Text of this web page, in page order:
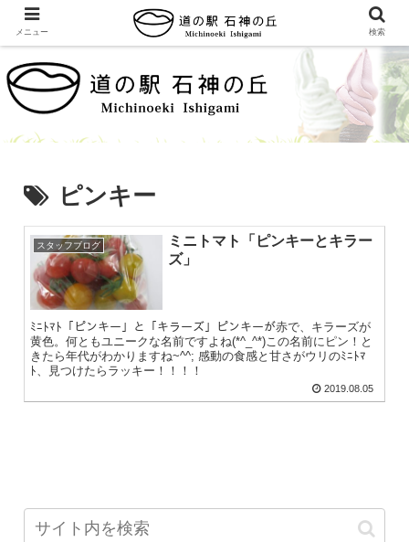
ピンキー
スタッフブログ
ミニトマト「ピンキーとキラー
ズ」
ﾐﾆﾄﾏﾄ「ピンキー」と「キラーズ」ピンキーが赤で、キラーズが
黄色。何ともユニークな名前ですよね(*^_^*)この名前にピン！と
きたら年代がわかりますね~^^; 感動の食感と甘さがウリのﾐﾆﾄﾏ
ﾄ、見つけたらラッキー！！！！
2019.08.05
メニュー 検索